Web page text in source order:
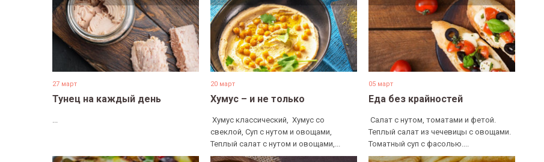
27 март
Тунец на каждый день
20 март
Хумус – и не только
​ Хумус классический, ​ Хумус со
свеклой, Суп с нутом и овощами, ​
Теплый салат с нутом и овощами,...
05 март
Еда без крайностей
​ Салат с нутом, томатами и фетой. ​
Теплый салат из чечевицы с овощами. ​
Томатный суп с фасолью....